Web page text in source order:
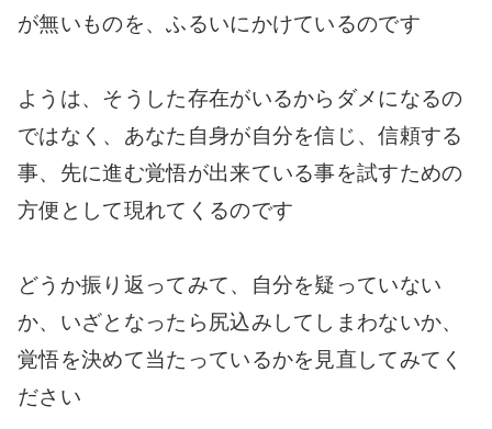
が無いものを、ふるいにかけているのです
ようは、そうした存在がいるからダメになるの
ではなく、あなた自身が自分を信じ、信頼する
事、先に進む覚悟が出来ている事を試すための
方便として現れてくるのです
どうか振り返ってみて、自分を疑っていない
か、いざとなったら尻込みしてしまわないか、
覚悟を決めて当たっているかを見直してみてく
ださい